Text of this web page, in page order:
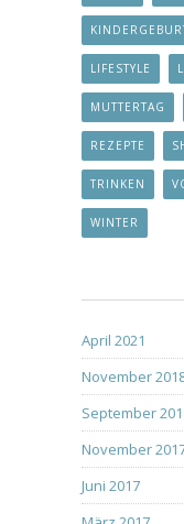
LIFESTYLE
MUTTERTAG
REZEPTE
TRINKEN
WINTER
April 2021
November
September
November
Juni 2017